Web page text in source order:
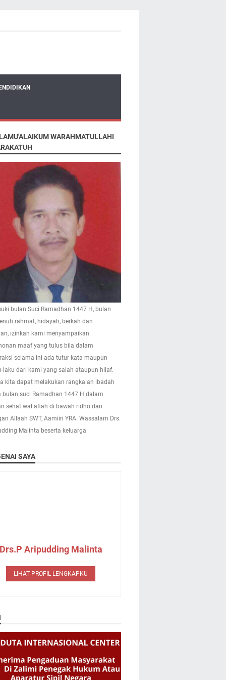
WARAHMATULLAHI
bulan Suci Ramadhan 1447 H, bulan
rahmat, hidayah, berkah dan
izinkan kami menyampaikan
maaf yang tulus bila dalam
selama ini ada tutur-kata maupun
laku dari kami yang salah ataupun hilaf.
kita dapat melakukan rangkaian ibadah
bulan suci Ramadhan 1447 H dalam
sehat wal afiah di bawah ridho dan
Allaah SWT, Aamiin YRA. Wassalam Drs.
Malinta beserta keluarga
SAYA
Aripudding Malinta
LIHAT PROFIL LENGKAPKU